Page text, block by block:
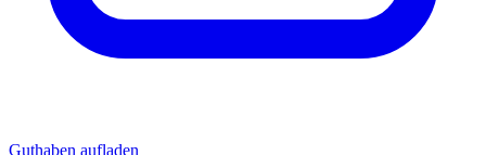
Guthaben aufladen